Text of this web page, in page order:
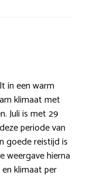
in een warm
klimaat met
Juli is met 29
periode van
goede reistijd is
weergave hierna
klimaat per